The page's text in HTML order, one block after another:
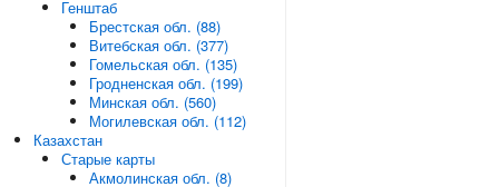
Генштаб
Брестская обл. (88)
Витебская обл. (377)
Гомельская обл. (135)
Гродненская обл. (199)
Минская обл. (560)
Могилевская обл. (112)
Казахстан
Старые карты
Акмолинская обл. (8)